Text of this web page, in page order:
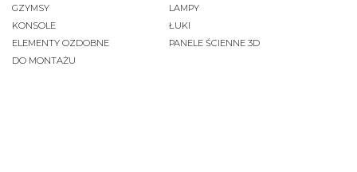
GZYMSY
KONSOLE
ELEMENTY OZDOBNE
DO MONTAŻU
LAMPY
ŁUKI
PANELE ŚCIENNE 3D